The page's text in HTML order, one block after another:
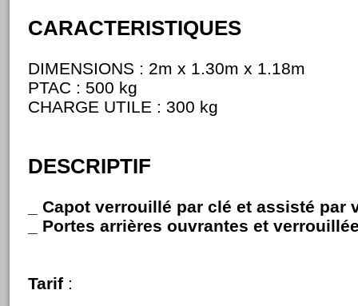
CARACTERISTIQUES
DIMENSIONS : 2m x 1.30m x 1.18m
PTAC : 500 kg
CHARGE UTILE : 300 kg
DESCRIPTIF
_ Capot verrouillé par clé et assisté par
_ Portes arrières ouvrantes et
Tarif :